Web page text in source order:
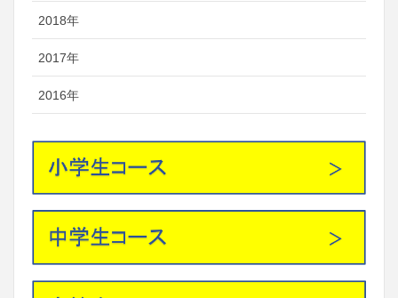
2018年
2017年
2016年